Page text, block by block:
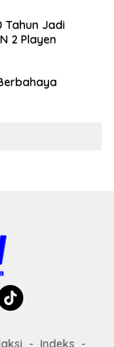
Tahun Jadi
2 Playen
Indeks